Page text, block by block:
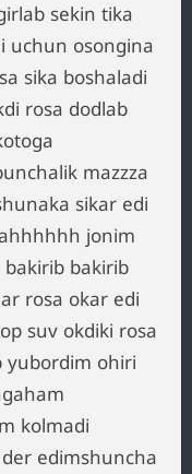
sekin tika
uchun osongina
sika boshaladi
rosa dodlab
mazzza
sikar edi
jonim
bakirib
rosa okar edi
suv okdiki rosa
yubordim ohiri
kolmadi
edimshuncha